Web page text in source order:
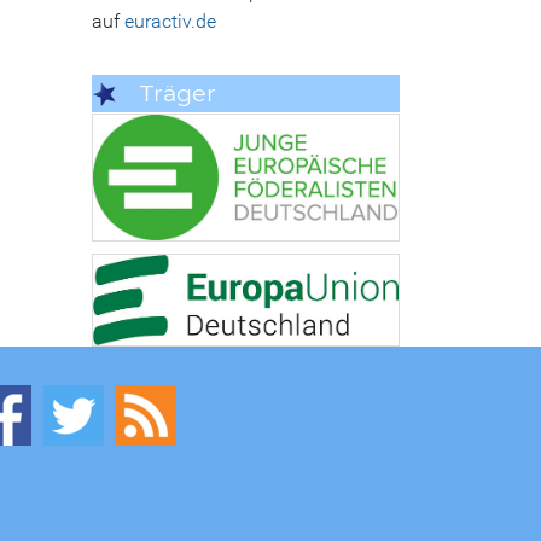
aufeuractiv.de
Träger